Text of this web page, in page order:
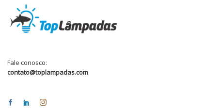
Fale conosco:
contato@toplampadas.com